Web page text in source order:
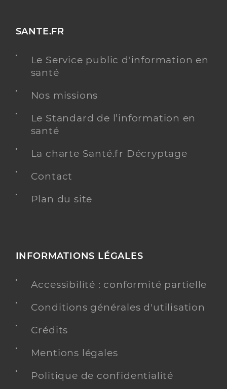
SANTE.FR
Le Service public d'information en
santé
Nos missions
Le Standard de l’information en
santé
La charte Santé.fr Décryptage
Contact
Plan du site
INFORMATIONS LÉGALES
Accessibilité : conformité partielle
Conditions générales d'utilisation
Crédits
Mentions légales
Politique de confidentialité